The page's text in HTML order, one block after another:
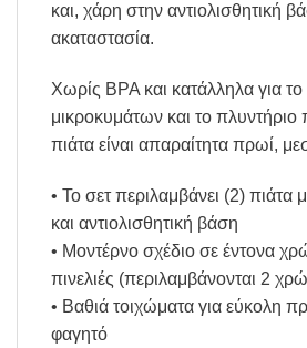
και, χάρη στην αντιολισθητική
ακαταστασία.
Χωρίς BPA και κατάλληλα για
μικροκυμάτων και το πλυντήριο
πιάτα είναι απαραίτητα πρωί,
• Το σετ περιλαμβάνει (2) πιάτα
και αντιολισθητική βάση
• Μοντέρνο σχέδιο σε έντονα
πινελιές (περιλαμβάνονται 2
• Βαθιά τοιχώματα για εύκολη
φαγητό